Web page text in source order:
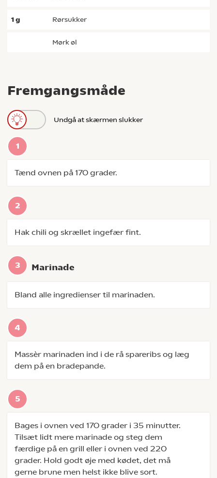
Fremgangsmåde
Undgå at skærmen slukker
Tænd ovnen på 170 grader.
Hak chili og skrællet ingefær fint.
Marinade
Bland alle ingredienser til marinaden.
Massèr marinaden ind i de rå spareribs og læg
dem på en bradepande.
Bages i ovnen ved 170 grader i 35 minutter.
Tilsæt lidt mere marinade og steg dem
færdige på en grill eller i ovnen ved 220
grader. Hold godt øje med kødet, det må
gerne brune men helst ikke blive sort.
1g rørsukker
mørk øl